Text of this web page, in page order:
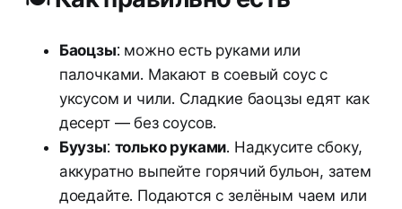
Баоцзы: можно есть руками или
палочками. Макают в соевый соус с
уксусом и чили. Сладкие баоцзы едят как
десерт — без соусов.
Буузы: только руками. Надкусите сбоку,
аккуратно выпейте горячий бульон, затем
доедайте. Подаются с зелёным чаем или